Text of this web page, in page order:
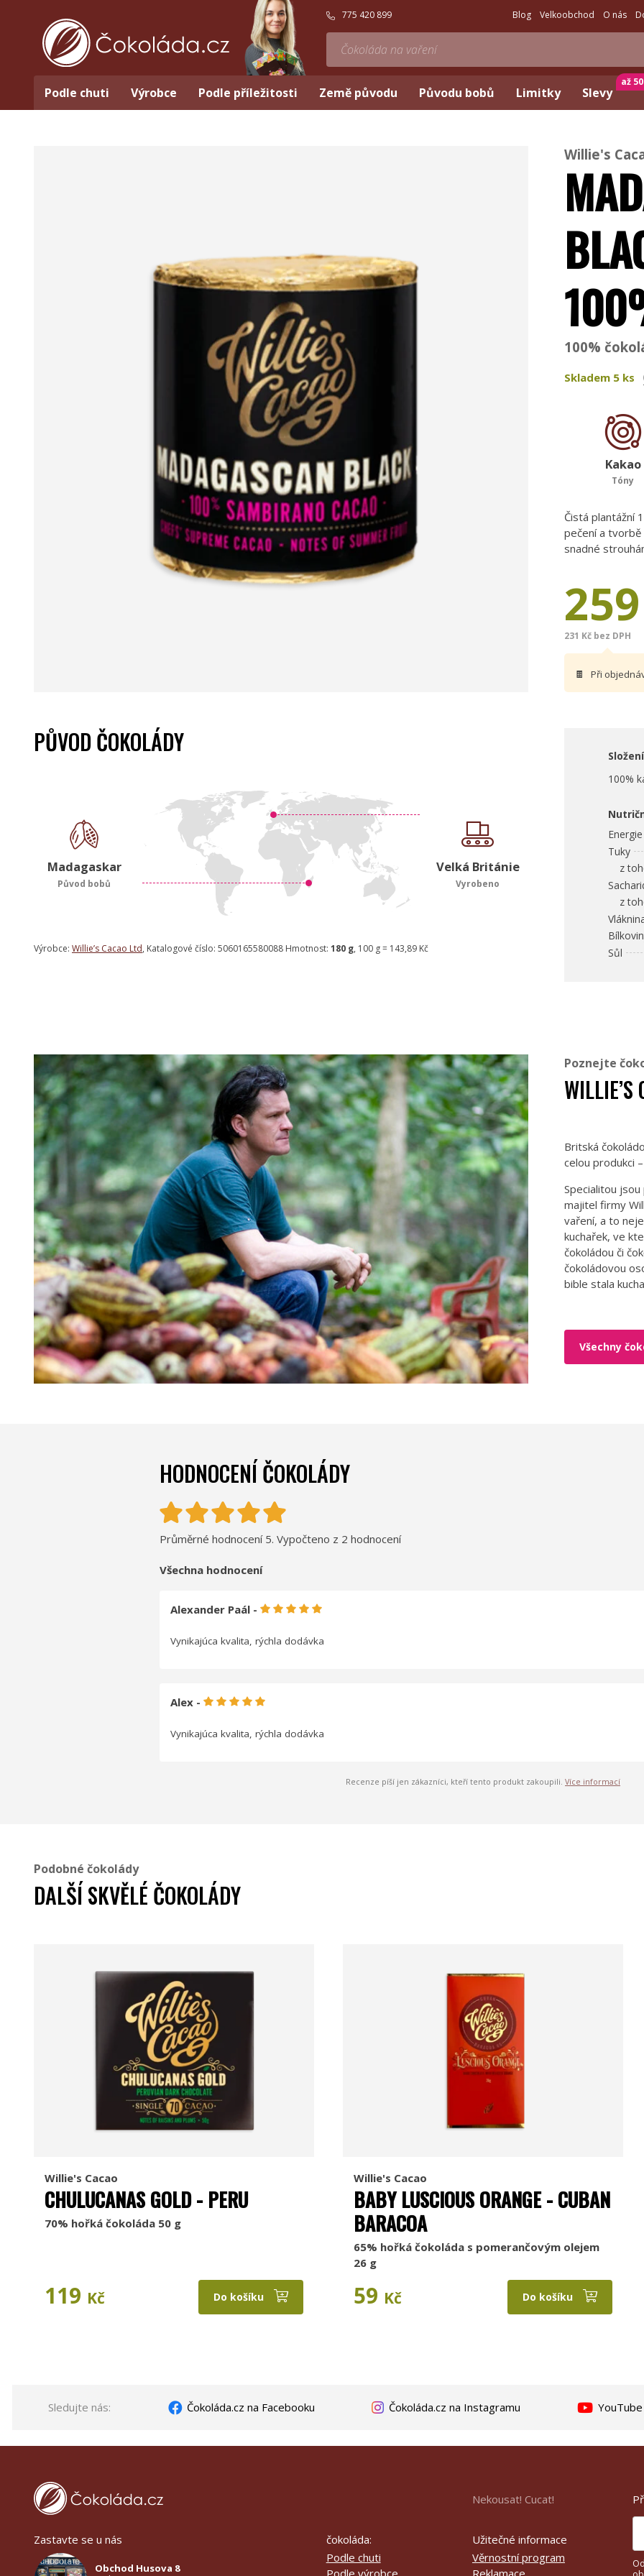
775 420 899 Blog Velkoobchod O nás
Podle chuti Výrobce Podle příležitosti Země původu Původu bobů Limitky Slevy
až
Willie's
100%
Skladem 5ks
Kakao
Tóny
Čistá plantážní
pečení a tvorbě
snadné
259
231 Kč bez DPH
🍫 Při
PŮVOD ČOKOLÁDY
Madagaskar
Původ bobů
Velká Británie
Vyrobeno
Výrobce: Willie’s Cacao Ltd, Katalogové číslo: 5060165580088 Hmotnost: 180 g, 100 g = 143,89 Kč
Složení
100%
Energie
Tuky
z
z
Sůl
Poznejte
WILLIE’S
Britská
celou produkci
Specialitou
majitel firmy
vaření, a to
kuchařek, ve
čokoládou či
čokoládovou
bible stala
Všechny
HODNOCENÍ ČOKOLÁDY
Průměrné hodnocení 5. Vypočteno z 2 hodnocení
Všechna hodnocení
Alexander Paál -
Vynikajúca kvalita, rýchla dodávka
Alex -
Vynikajúca kvalita, rýchla dodávka
Recenze píší jen zákazníci, kteří tento produkt zakoupili. Více informací
Podobné čokolády
DALŠÍ SKVĚLÉ ČOKOLÁDY
Willie's Cacao
CHULUCANAS GOLD - PERU
70% hořká čokoláda 50 g
119 Kč Do košíku
Willie's Cacao
BABY LUSCIOUS ORANGE - CUBAN
BARACOA
65% hořká čokoláda s pomerančovým olejem
26 g
59 Kč Do košíku
Sledujte nás: Čokoláda.cz na Facebooku Čokoláda.cz na Instagramu YouTube
Zastavte se u nás
Obchod Husova 8
čokoláda:
Podle chuti
Podle výrobce
Nekousat! Cucat!
Užitečné informace
Věrnostní program
Reklamace